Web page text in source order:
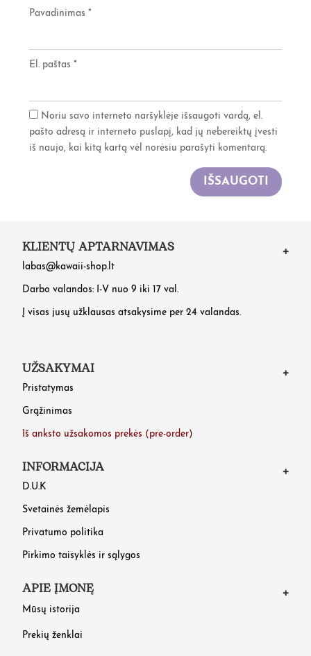
Pavadinimas*
El. paštas*
Noriu savo interneto naršyklėje išsaugoti vardą, el.
pašto adresą ir interneto puslapį, kad jų nebereiktų įvesti
iš naujo, kai kitą kartą vėl norėsiu parašyti komentarą.
IŠSAUGOTI
KLIENTŲ APTARNAVIMAS
labas@kawaii-shop.lt
Darbo valandos: I-V nuo 9 iki 17 val.
Į visas jusų užklausas atsakysime per 24 valandas.
UŽSAKYMAI
Pristatymas
Grąžinimas
Iš anksto užsakomos prekės (pre-order)
INFORMACIJA
D.U.K
Svetainės žemėlapis
Privatumo politika
Pirkimo taisyklės ir sąlygos
APIE ĮMONĘ
Mūsų istorija
Prekių ženklai